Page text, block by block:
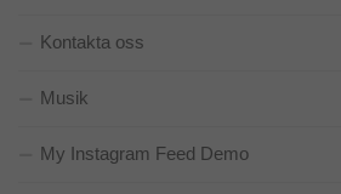
Kontakta oss
Musik
My Instagram Feed Demo